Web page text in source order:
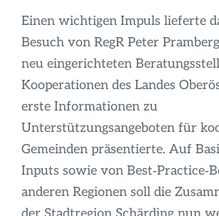
Einen wichtigen Impuls lieferte
Besuch von RegR Peter
neu eingerichteten
Kooperationen des Landes
erste Informationen zu
Unterstützungsangeboten für
Gemeinden präsentierte. Auf
Inputs sowie von
anderen Regionen soll die